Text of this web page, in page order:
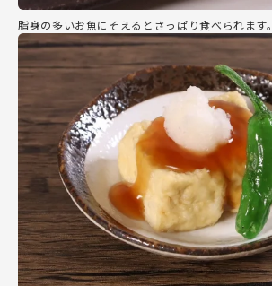
脂身の多いお魚にそえるとさっぱり食べられます。